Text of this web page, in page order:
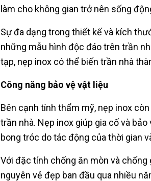
làm cho không gian trở nên sống
Sự đa dạng trong thiết kế và kích
những mẫu hình độc đáo trên trần
tạp, nẹp inox có thể biến trần nhà
Công năng bảo vệ vật liệu
Bên cạnh tính thẩm mỹ, nẹp inox
trần nhà. Nẹp inox giúp gia cố và
bong tróc do tác động của thời gian
Với đặc tính chống ăn mòn và chống
nguyên vẻ đẹp ban đầu qua nhiều